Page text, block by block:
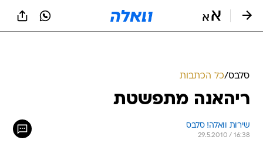
סלבס/כל הכתבות
ריהאנה מתפשטת
שירות וואלה! סלבס
29.5.2010 / 16:38